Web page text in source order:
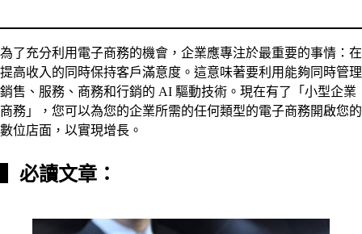
為了充分利用電子商務的機會，企業應專注於最重要的事情：在
提高收入的同時保持客戶滿意度。這意味著要利用能夠同時管理
銷售、服務、商務和行銷的 AI 驅動技術。現在有了「小型企業
商務」，您可以為您的企業所需的任何類型的電子商務開啟您的
數位店面，以實現增長。
▍必讀文章：